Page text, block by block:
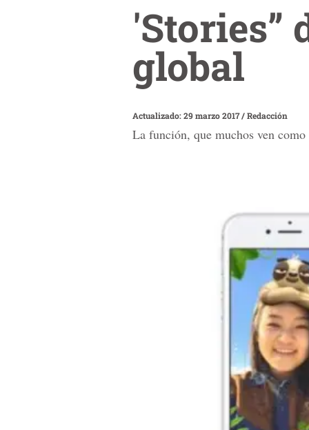
'Stories”
global
Actualizado: 29 marzo 2017/Redacción
La función, que muchos ven